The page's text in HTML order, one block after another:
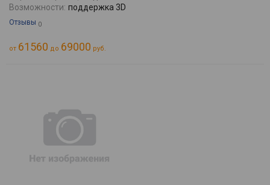
Возможности: поддержка 3D
Отзывы 0
от 61560 до 69000 руб.